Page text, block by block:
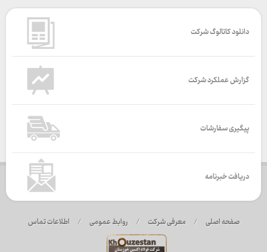
دانلود کاتالوگ شرکت
گزارش عملکرد شرکت
پیگیری سفارشات
دریافت خبرنامه
صفحه اصلی / معرفی شرکت / روابط عمومی / اطلاعات تماس